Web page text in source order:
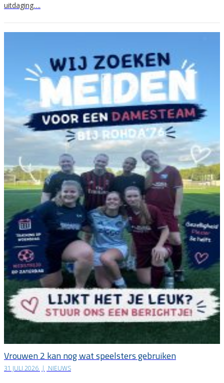
uitdaging….
Vrouwen 2 kan nog wat speelsters gebruiken
31 JULI 2026 | NIEUWS